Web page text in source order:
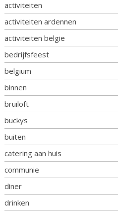
activiteiten
activiteiten ardennen
activiteiten belgie
bedrijfsfeest
belgium
binnen
bruiloft
buckys
buiten
catering aan huis
communie
diner
drinken